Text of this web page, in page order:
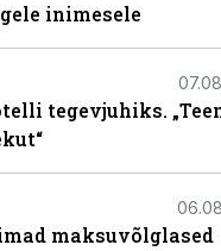
inimesele
tegevjuhiks.
maksuvõlglased